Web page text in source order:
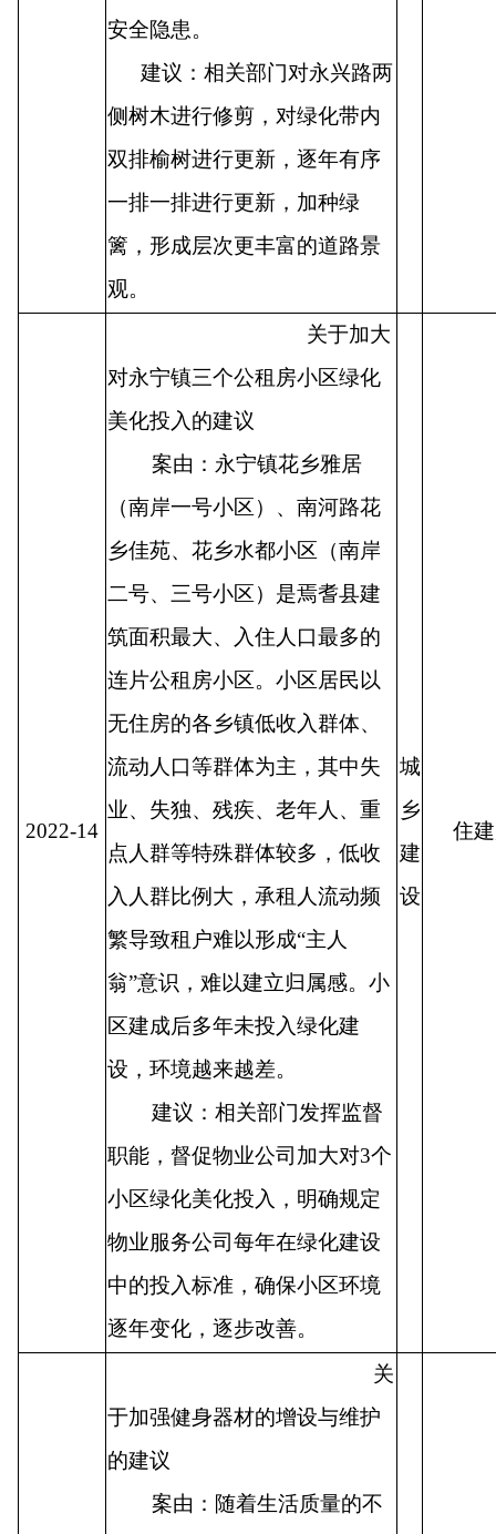
安全隐患。
建议：相关部门对永兴路两
侧树木进行修剪，对绿化带内
双排榆树进行更新，逐年有序
一排一排进行更新，加种绿
篱，形成层次更丰富的道路景
观。
2022-14
关于加大
对永宁镇三个公租房小区绿化
美化投入的建议
案由：永宁镇花乡雅居
（南岸一号小区）、南河路花
乡佳苑、花乡水都小区（南岸
二号、三号小区）是焉耆县建
筑面积最大、入住人口最多的
连片公租房小区。小区居民以
无住房的各乡镇低收入群体、
流动人口等群体为主，其中失
业、失独、残疾、老年人、重
点人群等特殊群体较多，低收
入人群比例大，承租人流动频
繁导致租户难以形成“主人
翁”意识，难以建立归属感。小
区建成后多年未投入绿化建
设，环境越来越差。
建议：相关部门发挥监督
职能，督促物业公司加大对3个
小区绿化美化投入，明确规定
物业服务公司每年在绿化建设
中的投入标准，确保小区环境
逐年变化，逐步改善。
城
乡
建
设
住
关
于加强健身器材的增设与维护
的建议
案由：随着生活质量的不